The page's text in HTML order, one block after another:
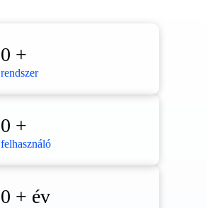
0 +
rendszer
0 +
felhasználó
0 + év